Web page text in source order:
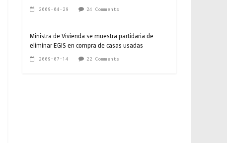
2009-04-29 24 Comments
Ministra de Vivienda se muestra partidaria de
eliminar EGIS en compra de casas usadas
2009-07-14 22 Comments